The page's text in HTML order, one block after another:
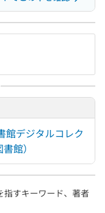
館デジタルコレク
館）
指すキーワード、著者